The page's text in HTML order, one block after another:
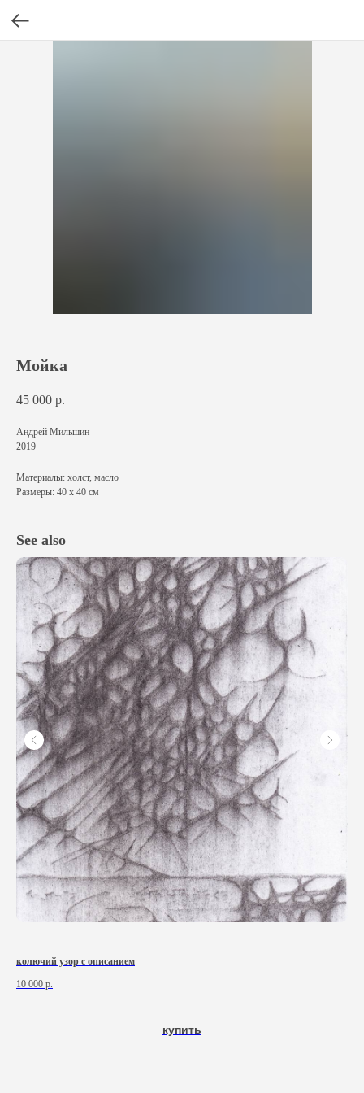
Мойка
45 000 р.
Андрей Мильшин
2019
Материалы: холст, масло
Размеры: 40 х 40 см
See also
колючий узор с описанием
10 000 р.
купить